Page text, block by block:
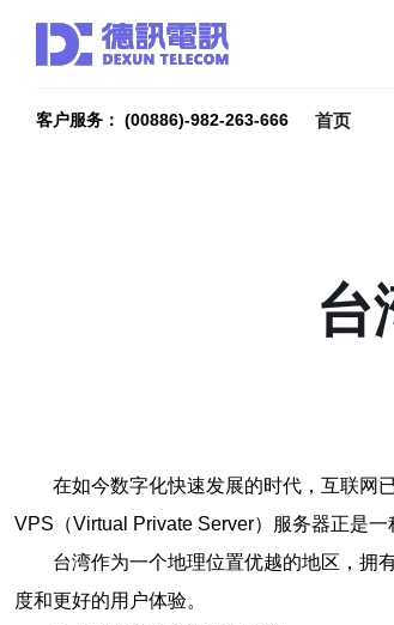
客户服务： (00886)-982-263-666 首页
台
在如今数字化快速发展的时代，互联网
VPS（Virtual Private Server）服务器正是
台湾作为一个地理位置优越的地区，拥
度和更好的用户体验。